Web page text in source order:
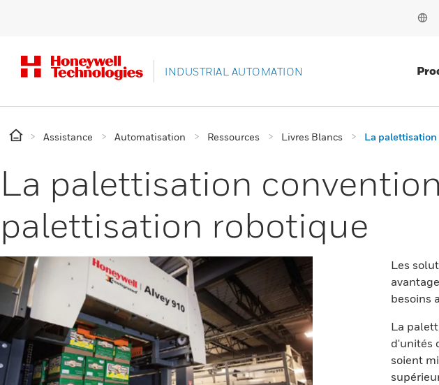
INDUSTRIAL AUTOMATION
Assistance Automatisation Ressources Livres Blancs La
La palettisation
palettisation robotique
Les
besoins
La
d'unités
soient